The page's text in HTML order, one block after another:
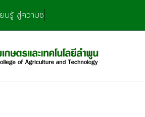
นรู้ สู่ความชำนาญ มุ่งก